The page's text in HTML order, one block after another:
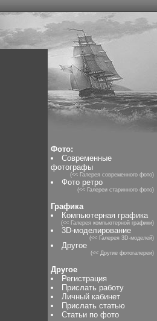
Фото:
Современные
фотографы
(<< Галерея современного фото)
Фото ретро
(<< Галереи старинного фото)
Графика
Компьютерная графика
(<< Галерея компьютерной графики)
3D-моделирование
(<< Галерея 3D-моделей)
Другое
(<< Другие фотогалереи)
Другое
Регистрация
Прислать работу
Личный кабинет
Прислать статью
Статьи по фото